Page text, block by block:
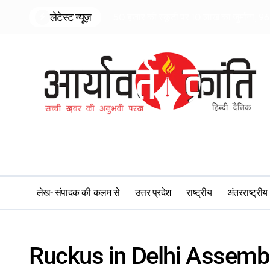
लेटेस्ट न्यूज़
लेख- संपादक की कलम से उत्तर प्रदेश राष्ट्रीय अंतरराष्ट्रीय
Ruckus in Delhi